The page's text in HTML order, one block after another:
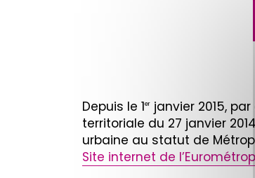
Recherche
Depuis le 1er janvier 2015,
territoriale du 27 janvier
urbaine au statut de
Site internet de